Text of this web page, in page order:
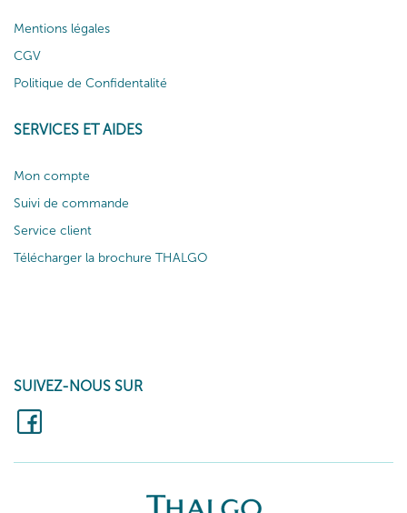
Mentions légales
CGV
Politique de Confidentalité
SERVICES ET AIDES
Mon compte
Suivi de commande
Service client
Télécharger la brochure THALGO
SUIVEZ-NOUS SUR